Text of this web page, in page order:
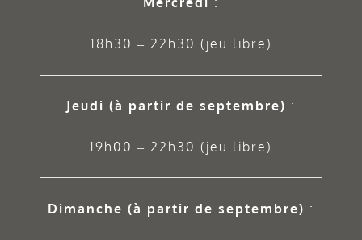
18h30 – 22h30 (jeu libre)
Jeudi (à partir de septembre) :
19h00 – 22h30 (jeu libre)
Dimanche (à partir de septembre) :